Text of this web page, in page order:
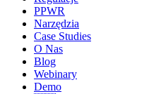
PPWR
Narzędzia
Case Studies
O Nas
Blog
Webinary
Demo